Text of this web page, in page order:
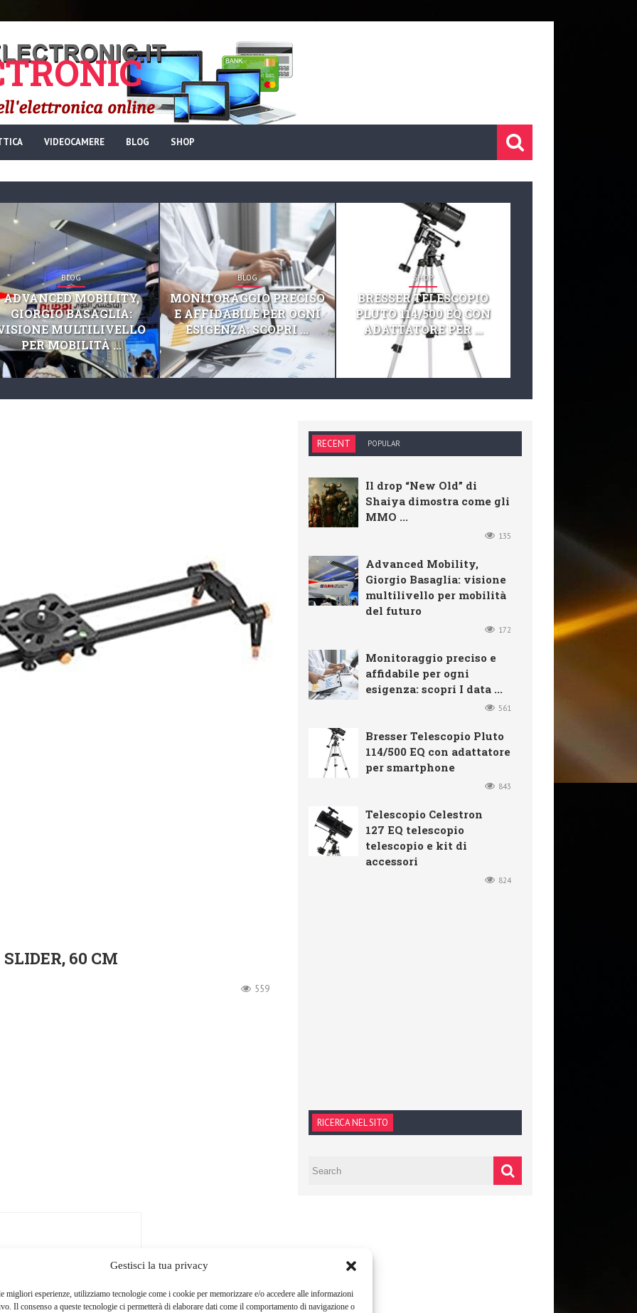
Gestisci la tua privacy
migliori esperienze, utilizziamo tecnologie come i cookie per memorizzare e/o accedere alle informazioni
Il consenso a queste tecnologie ci permetterà di elaborare dati come il comportamento di navigazione o
VIDEOCAMERE BLOG SHOP
BLOG
ADVANCED MOBILITY,
GIORGIO BASAGLIA:
MULTILIVELLO
PER MOBILITÀ ...
BLOG
MONITORAGGIO PRECISO
E AFFIDABILE PER OGNI
ESIGENZA: SCOPRI ...
SHOP
BRESSER TELESCOPIO
PLUTO 114/500 EQ CON
ADATTATORE PER ...
60 CM
559
RECENT POPULAR
Il drop “New Old” di
Shaiya dimostra come gli
MMO ...
135
Advanced Mobility,
Giorgio Basaglia: visione
multilivello per mobilità
del futuro
172
Monitoraggio preciso e
affidabile per ogni
esigenza: scopri I data ...
561
Bresser Telescopio Pluto
114/500 EQ con adattatore
per smartphone
843
Telescopio Celestron
127 EQ telescopio
telescopio e kit di
accessori
824
RICERCA NEL SITO